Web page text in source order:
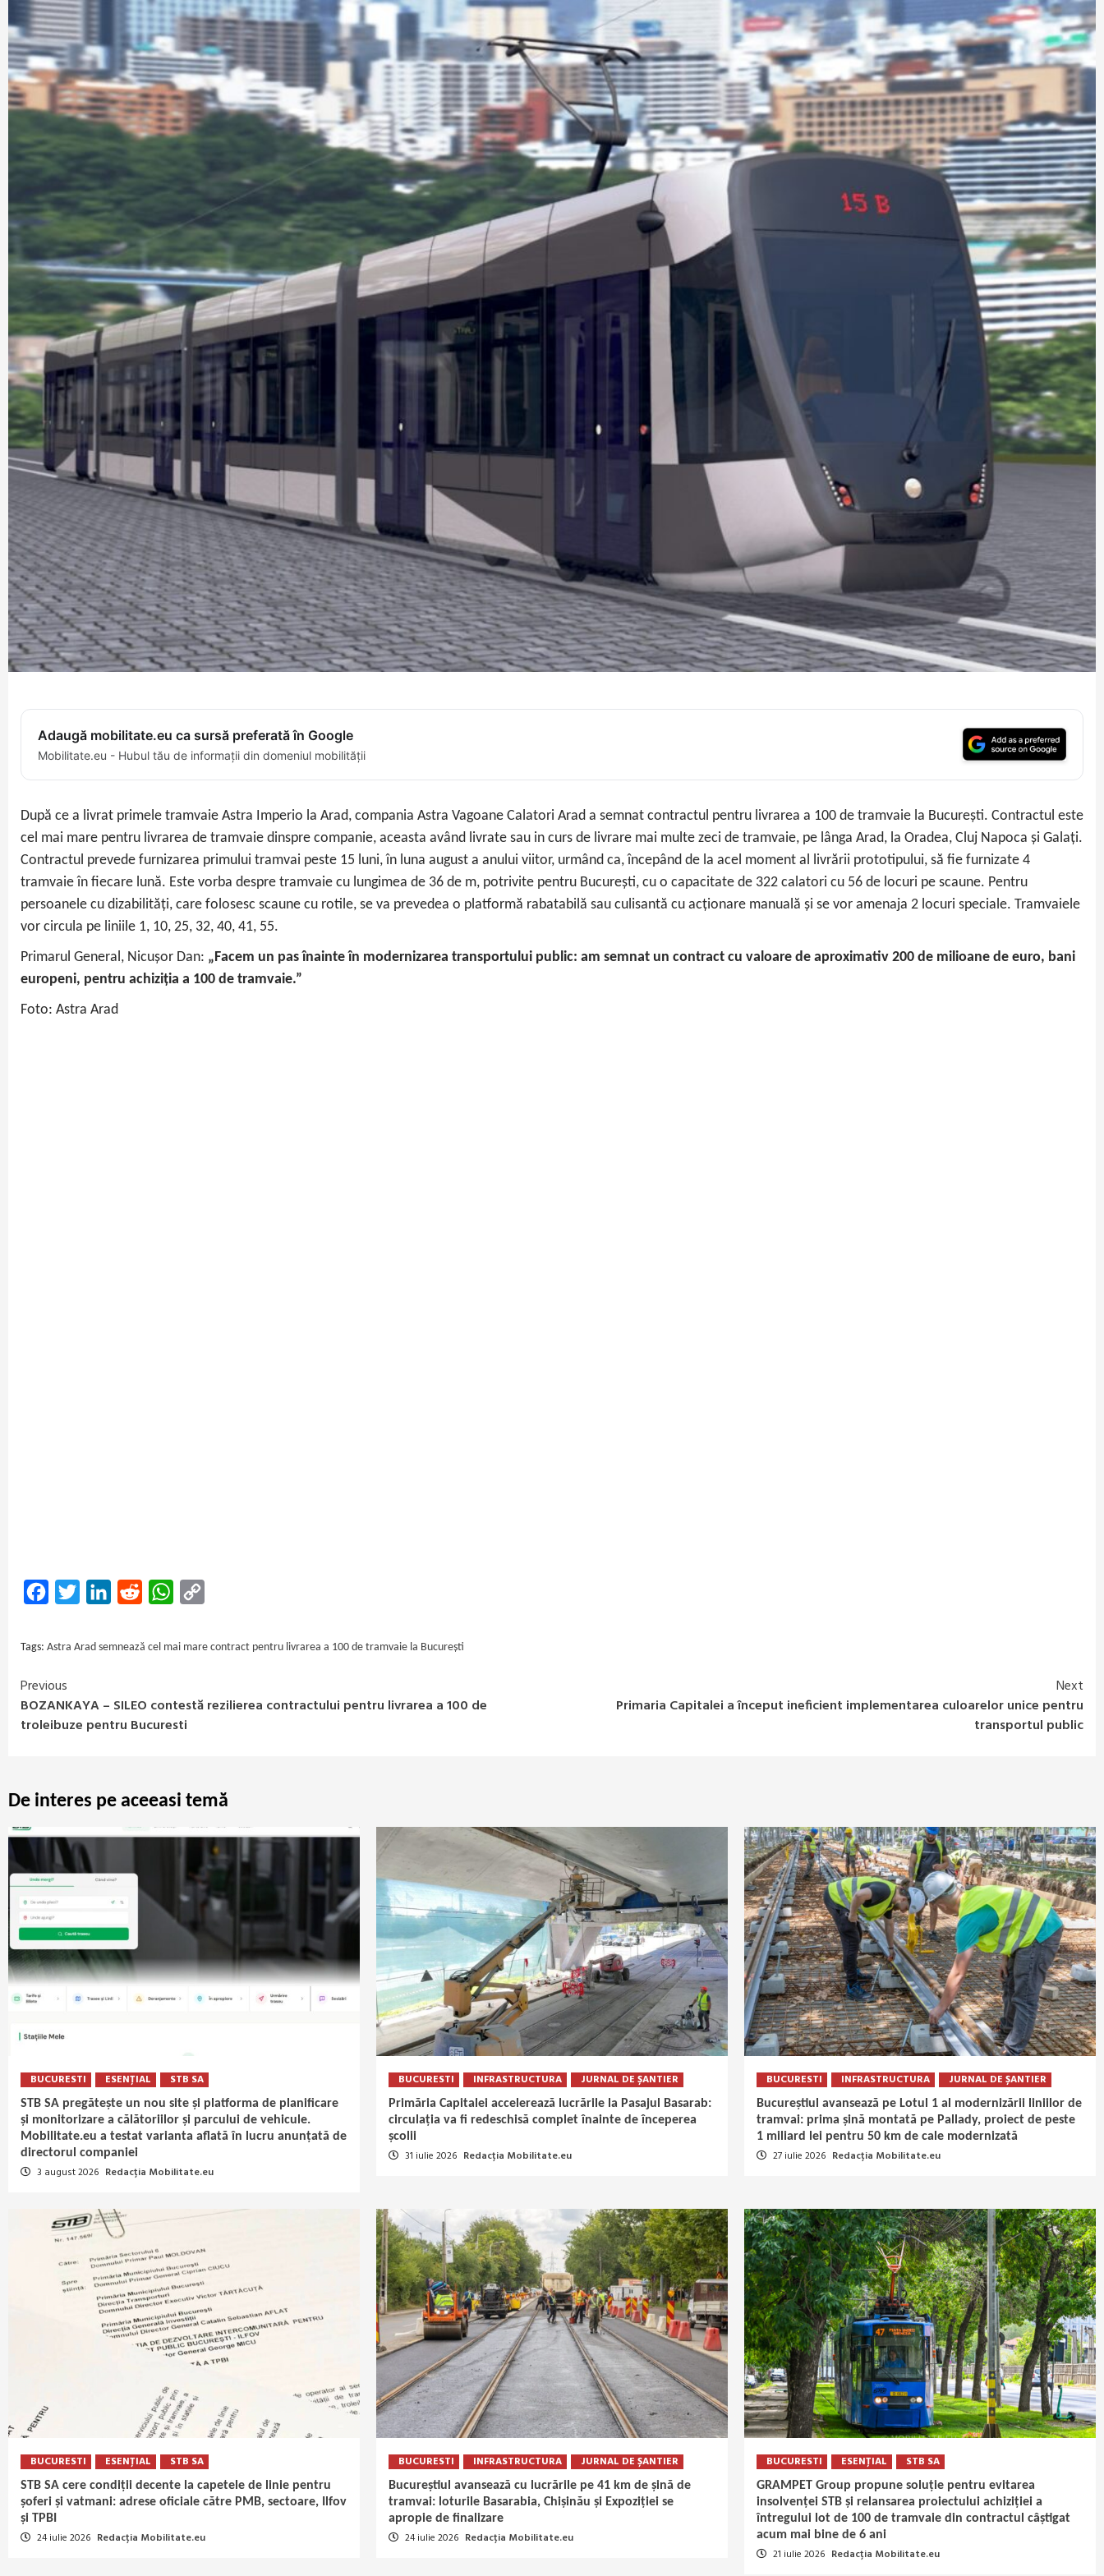
Adaugă mobilitate.eu ca sursă preferată în Google
Mobilitate.eu - Hubul tău de informații din domeniul mobilității
După ce a livrat primele tramvaie Astra Imperio la Arad, compania Astra Vagoane Calatori Arad a semnat contractul pentru livrarea a 100 de tramvaie la București. Contractul este
cel mai mare pentru livrarea de tramvaie dinspre companie, aceasta având livrate sau in curs de livrare mai multe zeci de tramvaie, pe lânga Arad, la Oradea, Cluj Napoca și Galați.
Contractul prevede furnizarea primului tramvai peste 15 luni, în luna august a anului viitor, urmând ca, începând de la acel moment al livrării prototipului, să fie furnizate 4
tramvaie în fiecare lună. Este vorba despre tramvaie cu lungimea de 36 de m, potrivite pentru București, cu o capacitate de 322 calatori cu 56 de locuri pe scaune. Pentru
persoanele cu dizabilităţi, care folosesc scaune cu rotile, se va prevedea o platformă rabatabilă sau culisantă cu acționare manuală şi se vor amenaja 2 locuri speciale. Tramvaiele
vor circula pe liniile 1, 10, 25, 32, 40, 41, 55.
Primarul General, Nicușor Dan: „Facem un pas înainte în modernizarea transportului public: am semnat un contract cu valoare de aproximativ 200 de milioane de euro, bani
europeni, pentru achiziția a 100 de tramvaie.”
Foto: Astra Arad
FacebookTwitter LinkedInReddit WhatsApp
Tags: Astra Arad semnează cel mai mare contract pentru livrarea a 100 de tramvaie la București
Continue
Reading
Previous
BOZANKAYA – SILEO contestă rezilierea contractului pentru livrarea a 100 de
troleibuze pentru Bucuresti
Next
Primaria Capitalei a început ineficient implementarea culoarelor unice pentru
transportul public
De interes pe aceeasi temă
BUCURESTI ESENȚIAL STB SA
STB SA pregătește un nou site și platforma de planificare
și monitorizare a călătoriilor și parcului de vehicule.
Mobilitate.eu a testat varianta aflată în lucru anunțată de
directorul companiei
3 august 2026 Redacția Mobilitate.eu
BUCURESTI INFRASTRUCTURA JURNAL DE ȘANTIER
Primăria Capitalei accelerează lucrările la Pasajul Basarab:
circulația va fi redeschisă complet înainte de începerea
școlii
31 iulie 2026 Redacția Mobilitate.eu
BUCURESTI INFRASTRUCTURA JURNAL DE ȘANTIER
Bucureștiul avansează pe Lotul 1 al modernizării liniilor de
tramvai: prima șină montată pe Pallady, proiect de peste
1 miliard lei pentru 50 km de cale modernizată
27 iulie 2026 Redacția Mobilitate.eu
BUCURESTI ESENȚIAL STB SA
STB SA cere condiții decente la capetele de linie pentru
șoferi și vatmani: adrese oficiale către PMB, sectoare, Ilfov
și TPBI
24 iulie 2026 Redacția Mobilitate.eu
BUCURESTI INFRASTRUCTURA JURNAL DE ȘANTIER
Bucureștiul avansează cu lucrările pe 41 km de șină de
tramvai: loturile Basarabia, Chișinău și Expoziției se
apropie de finalizare
24 iulie 2026 Redacția Mobilitate.eu
BUCURESTI ESENȚIAL STB SA
GRAMPET Group propune soluție pentru evitarea
insolvenței STB și relansarea proiectului achiziției a
întregului lot de 100 de tramvaie din contractul câștigat
acum mai bine de 6 ani
21 iulie 2026 Redacția Mobilitate.eu